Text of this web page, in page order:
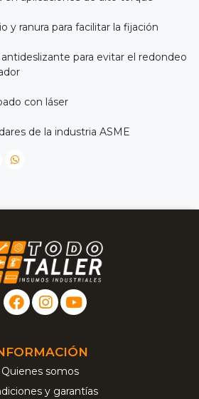
y ranura para facilitar la fijación
para evitar el redondeo
con láser
de la industria ASME
Quienes somos
y garantías